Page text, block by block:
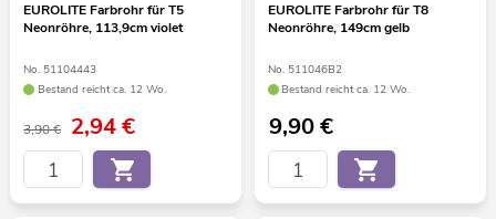
EUROLITE Farbrohr für T5
Neonröhre, 113,9cm violet
No. 51104443
Bestand reicht ca. 12 Wo.
3,90 € 2,94€
EUROLITE Farbrohr für T8
Neonröhre, 149cm gelb
No. 511046B2
Bestand reicht ca. 12 Wo.
9,90€